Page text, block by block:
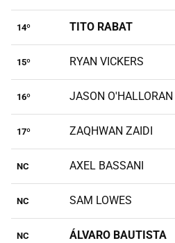
14º TITO RABAT
15º RYAN VICKERS
16º JASON O'HALLORAN
17º ZAQHWAN ZAIDI
NC AXEL BASSANI
NC SAM LOWES
NC ÁLVARO BAUTISTA